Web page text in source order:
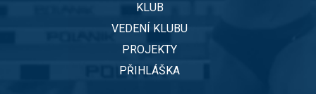
KLUB
VEDENÍ KLUBU
PROJEKTY
PŘIHLÁŠKA